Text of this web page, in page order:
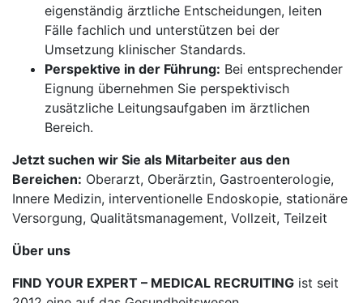
eigenständig ärztliche Entscheidungen, leiten
Fälle fachlich und unterstützen bei der
Umsetzung klinischer Standards.
Perspektive in der Führung: Bei entsprechender
Eignung übernehmen Sie perspektivisch
zusätzliche Leitungsaufgaben im ärztlichen
Bereich.
Jetzt suchen wir Sie als Mitarbeiter aus den
Bereichen: Oberarzt, Oberärztin, Gastroenterologie,
Innere Medizin, interventionelle Endoskopie, stationäre
Versorgung, Qualitätsmanagement, Vollzeit, Teilzeit
Über uns
FIND YOUR EXPERT – MEDICAL RECRUITING ist seit